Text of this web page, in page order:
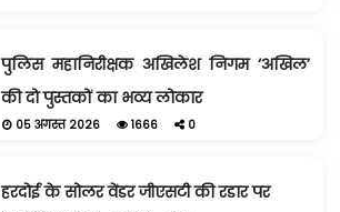
पुलिस महानिरीक्षक अखिलेश निगम ‘अखिल’
की दो पुस्तकों का भव्य लोकार
05 अगस्त 2026 1666 0
हरदोई के सोलर वेंडर जीएसटी की रडार पर